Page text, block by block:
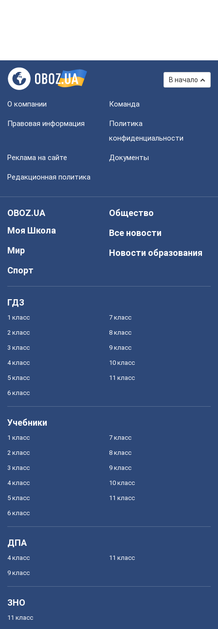
В начало
О компании Команда
Правовая информация
Политика
конфиденциальности
Реклама на сайте Документы
Редакционная политика
OBOZ.UA
Моя Школа
Мир
Спорт
Общество
Все новости
Новости образования
ГДЗ
1 класс
2 класс
3 класс
4 класс
5 класс
6 класс
7 класс
8 класс
9 класс
10 класс
11 класс
Учебники
1 класс
2 класс
3 класс
4 класс
5 класс
6 класс
7 класс
8 класс
9 класс
10 класс
11 класс
ДПА
4 класс
9 класс
11 класс
ЗНО
11 класс